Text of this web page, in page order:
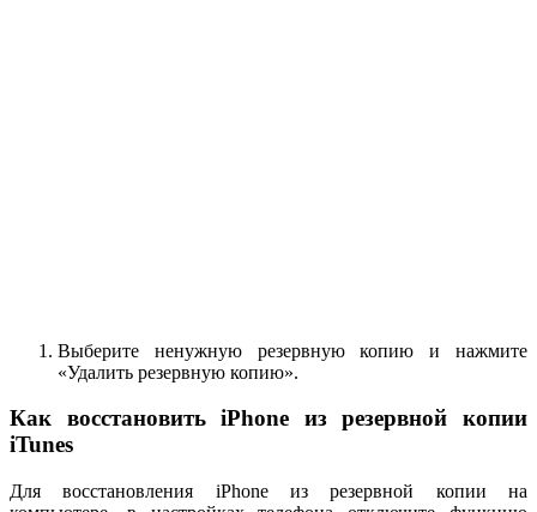
Выберите ненужную резервную копию и нажмите
«Удалить резервную копию».
Как восстановить iPhone из резервной копии
iTunes
Для восстановления iPhone из резервной копии на